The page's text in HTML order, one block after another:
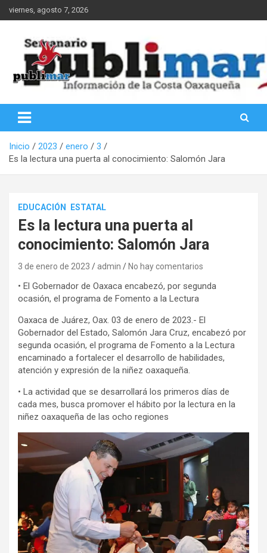
Saltar
al
viernes, agosto 7, 2026
PubliMar
Inicio 2023 enero
3
Es la lectura una puerta al conocimiento: Salomón Jara
EDUCACIÓN ESTATAL
Es la lectura una puerta al
conocimiento: Salomón Jara
3 de enero de 2023 admin No hay comentarios
• El Gobernador de Oaxaca encabezó, por segunda
ocasión, el programa de Fomento a la Lectura
Oaxaca de Juárez, Oax. 03 de enero de 2023.- El
Gobernador del Estado, Salomón Jara Cruz, encabezó por
segunda ocasión, el programa de Fomento a la Lectura
encaminado a fortalecer el desarrollo de habilidades,
atención y expresión de la niñez oaxaqueña.
• La actividad que se desarrollará los primeros días de
cada mes, busca promover el hábito por la lectura en la
niñez oaxaqueña de las ocho regiones